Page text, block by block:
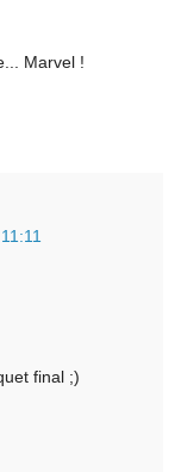
Marvel !
final ;)